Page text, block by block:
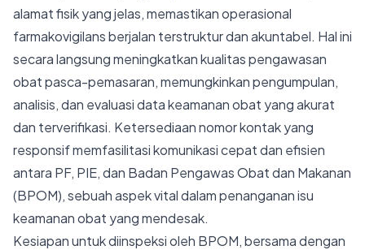
alamat fisik yang jelas, memastikan operasional
farmakovigilans berjalan terstruktur dan akuntabel. Hal ini
secara langsung meningkatkan kualitas pengawasan
obat pasca-pemasaran, memungkinkan pengumpulan,
analisis, dan evaluasi data keamanan obat yang akurat
dan terverifikasi. Ketersediaan nomor kontak yang
responsif memfasilitasi komunikasi cepat dan efisien
antara PF, PIE, dan Badan Pengawas Obat dan Makanan
(BPOM), sebuah aspek vital dalam penanganan isu
keamanan obat yang mendesak.
Kesiapan untuk diinspeksi oleh BPOM, bersama dengan